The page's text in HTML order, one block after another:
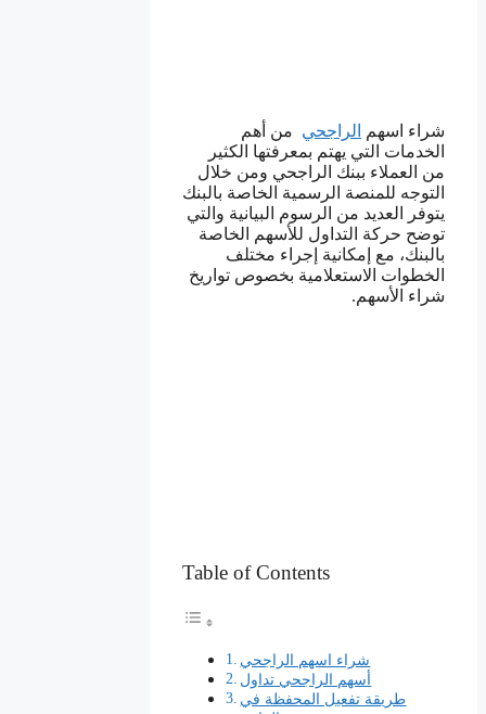
شراء اسهم الراجحي من أهم
الخدمات التي يهتم بمعرفتها الكثير
من العملاء ببنك الراجحي ومن خلال
التوجه للمنصة الرسمية الخاصة بالبنك
يتوفر العديد من الرسوم البيانية والتي
توضح حركة التداول للأسهم الخاصة
بالبنك، مع إمكانية إجراء مختلف
الخطوات الاستعلامية بخصوص تواريخ
شراء الأسهم.
Table of Contents
شراء اسهم الراجحي
أسهم الراجحي تداول
طريقة تفعيل المحفظة في